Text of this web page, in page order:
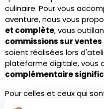
culinaire. Pour vous
aventure, nous vous
et complète, vous
commissions sur ventes
soient réalisées lors
plateforme digitale, vous
complémentaire
Pour celles et ceux qui
gammes et possèdent